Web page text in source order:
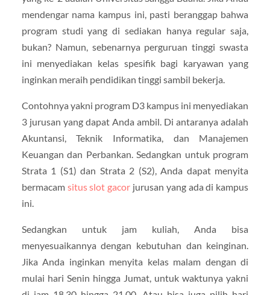
mendengar nama kampus ini, pasti beranggap bahwa
program studi yang di sediakan hanya regular saja,
bukan? Namun, sebenarnya perguruan tinggi swasta
ini menyediakan kelas spesifik bagi karyawan yang
inginkan meraih pendidikan tinggi sambil bekerja.
Contohnya yakni program D3 kampus ini menyediakan
3 jurusan yang dapat Anda ambil. Di antaranya adalah
Akuntansi, Teknik Informatika, dan Manajemen
Keuangan dan Perbankan. Sedangkan untuk program
Strata 1 (S1) dan Strata 2 (S2), Anda dapat menyita
bermacam situs slot gacor jurusan yang ada di kampus
ini.
Sedangkan untuk jam kuliah, Anda bisa
menyesuaikannya dengan kebutuhan dan keinginan.
Jika Anda inginkan menyita kelas malam dengan di
mulai hari Senin hingga Jumat, untuk waktunya yakni